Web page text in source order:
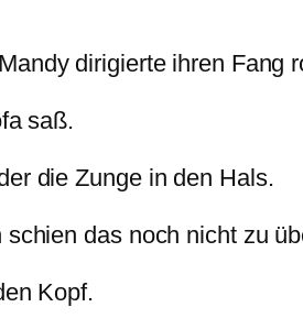
dirigierte ihren Fang
saß.
die Zunge in den Hals.
das noch nicht zu
Kopf.